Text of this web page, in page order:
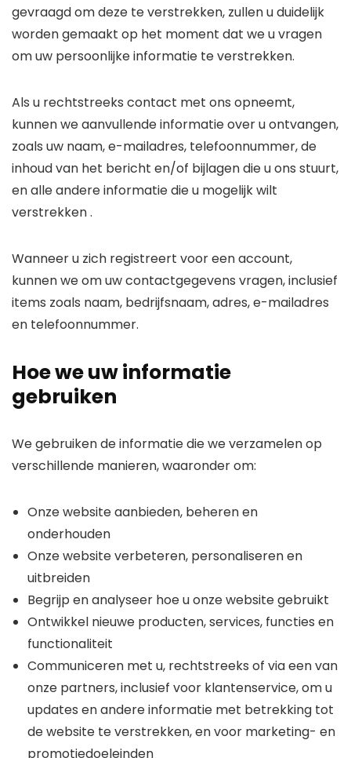
gevraagd om deze te verstrekken, zullen u duidelijk
worden gemaakt op het moment dat we u vragen
om uw persoonlijke informatie te verstrekken.
Als u rechtstreeks contact met ons opneemt,
kunnen we aanvullende informatie over u ontvangen,
zoals uw naam, e-mailadres, telefoonnummer, de
inhoud van het bericht en/of bijlagen die u ons stuurt,
en alle andere informatie die u mogelijk wilt
verstrekken .
Wanneer u zich registreert voor een account,
kunnen we om uw contactgegevens vragen, inclusief
items zoals naam, bedrijfsnaam, adres, e-mailadres
en telefoonnummer.
Hoe we uw informatie
gebruiken
We gebruiken de informatie die we verzamelen op
verschillende manieren, waaronder om:
Onze website aanbieden, beheren en
onderhouden
Onze website verbeteren, personaliseren en
uitbreiden
Begrijp en analyseer hoe u onze website gebruikt
Ontwikkel nieuwe producten, services, functies en
functionaliteit
Communiceren met u, rechtstreeks of via een van
onze partners, inclusief voor klantenservice, om u
updates en andere informatie met betrekking tot
de website te verstrekken, en voor marketing- en
promotiedoeleinden